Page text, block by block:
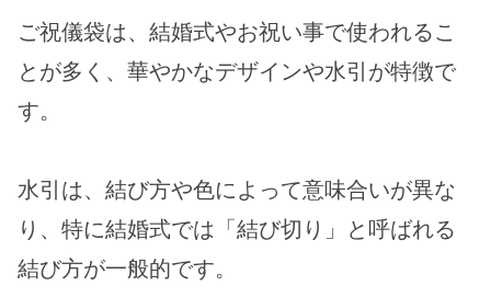
ご祝儀袋は、結婚式やお祝い事で使われるこ
とが多く、華やかなデザインや水引が特徴で
す。
水引は、結び方や色によって意味合いが異な
り、特に結婚式では「結び切り」と呼ばれる
結び方が一般的です。